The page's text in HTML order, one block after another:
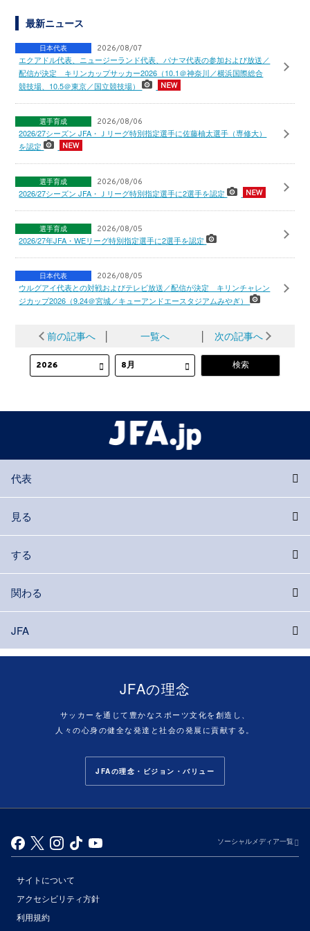
最新ニュース
日本代表 2026/08/07
エクアドル代表、ニュージーランド代表、パナマ代表の参加および放送／
配信が決定 キリンカップサッカー2026（10.1＠神奈川／横浜国際総合
競技場、10.5＠東京／国立競技場）
選手育成 2026/08/06
2026/27シーズン JFA・Ｊリーグ特別指定選手に佐藤柚太選手（専修大）
を認定
選手育成 2026/08/06
2026/27シーズン JFA・Ｊリーグ特別指定選手に2選手を認定
選手育成 2026/08/05
2026/27年JFA・WEリーグ特別指定選手に2選手を認定
日本代表 2026/08/05
ウルグアイ代表との対戦およびテレビ放送／配信が決定 キリンチャレン
ジカップ2026（9.24＠宮城／キューアンドエースタジアムみやぎ）
前の記事へ │ 一覧へ │ 次の記事へ
代表
見る
する
関わる
JFA
JFAの理念
サッカーを通じて豊かなスポーツ文化を創造し、
人々の心身の健全な発達と社会の発展に貢献する。
JFAの理念・ビジョン・バリュー
ソーシャルメディア一覧
サイトについて
アクセシビリティ方針
利用規約